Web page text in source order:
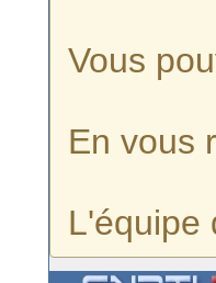
Vous
En vous
L'équipe